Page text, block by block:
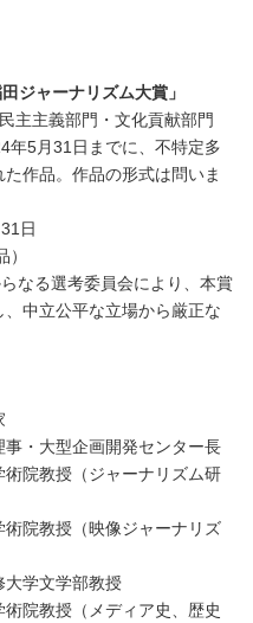
ジャーナリズム大賞」
主主義部門・文化貢献部門
5月31日までに、不特定多
作品。作品の形式は問いま
日
なる選考委員会により、本賞
中立公平な立場から厳正な
・大型企画開発センター長
院教授（ジャーナリズム研
院教授（映像ジャーナリズ
学文学部教授
院教授（メディア史、歴史